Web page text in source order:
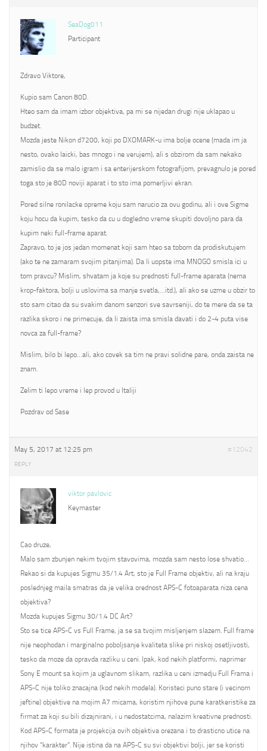
SeaDog011
Participant
Zdravo Viktore,
Kupio sam Canon 80D.
Hteo sam da imam izbor objektiva, pa mi se nijedan drugi nije uklapao u
budzet.
Mozda jeste Nikon d7200, koji po DXOMARK-u ima bolje ocene (mada im ja
nesto, ovako laicki, bas mnogo i ne verujem), ali s obzirom da sam nekako
zamislio da se malo igram i sa enterijerskom fotografijom, prevagnulo je pored
toga sto je 80D noviji aparat i to sto ima pomerljivi ekran.
Pored silne ronilacke opreme koju sam narucio za ovu godinu, ali i ove Sigme
koju hocu da kupim, tesko da cu u dogledno vreme skupiti dovoljno para da
kupim neki full-frame aparat.
Zapravo, to je jos jedan momenat koji sam hteo sa tobom da prodiskutujem
(ako te ne zamaram svojim pitanjima). Da li uopste ima MNOGO smisla ici u
tom pravcu? Mislim, shvatam ja koje su prednosti full-frame aparata (nema
krop-faktora, bolji u uslovima sa manje svetla,…itd.), ali ako se uzme u obzir to
sto sam citao da su svakim danom senzori sve savrseniji, do te mere da se ta
razlika skoro i ne primecuje, da li zaista ima smisla davati i do 2-4 puta vise
novca za full-frame?
Mislim, bilo bi lepo…ali, ako covek sa tim ne pravi solidne pare, onda zaista ne
znam.
Zelim ti lepo vreme i lep provod u Italiji
Pozdrav od Sase
May 5, 2017 at 12:25 pm #12042
REPLY
viktor pavlovic
Keymaster
Cao druze,
Malo sam zbunjen nekim tvojim stavovima, mozda sam nesto lose shvatio…
Rekao si da kupujes Sigmu 35/1.4 Art, sto je Full Frame objektiv, ali na kraju
poslednjeg maila smatras da je velika orednost APS-C fotoaparata niza cena
objektiva?
Mozda kupujes Sigmu 30/1.4 DC Art?
Sto se tice APS-C vs Full Frame, ja se sa tvojim misljenjem slazem. Full frame
nije neophodan i marginalno poboljsanje kvaliteta slike pri niskoj osetljivosti,
tesko da moze da opravda razliku u ceni. Ipak, kod nekih platformi, naprimer
Sony E mount sa kojim ja uglavnom slikam, razlika u ceni izmedju Full Frama i
APS-C nije toliko znacajna (kod nekih modela). Koristeci puno stare (i vecinom
jeftine) objektive na mojim A7 micama, koristim njihove pune karatkeristike za
firmat za koji su bili dizajnirani, i u nedostatcima, nalazim kreativne prednosti.
Kod APS-C formata je projekcija ovih objektiva orezana i to drasticno utice na
njihov “karakter”. Nije istina da na APS-C su svi objektivi bolji, jer se koristi